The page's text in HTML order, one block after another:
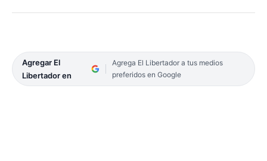
Agregar El
Libertador en
Agrega El Libertador a tus medios
preferidos en Google